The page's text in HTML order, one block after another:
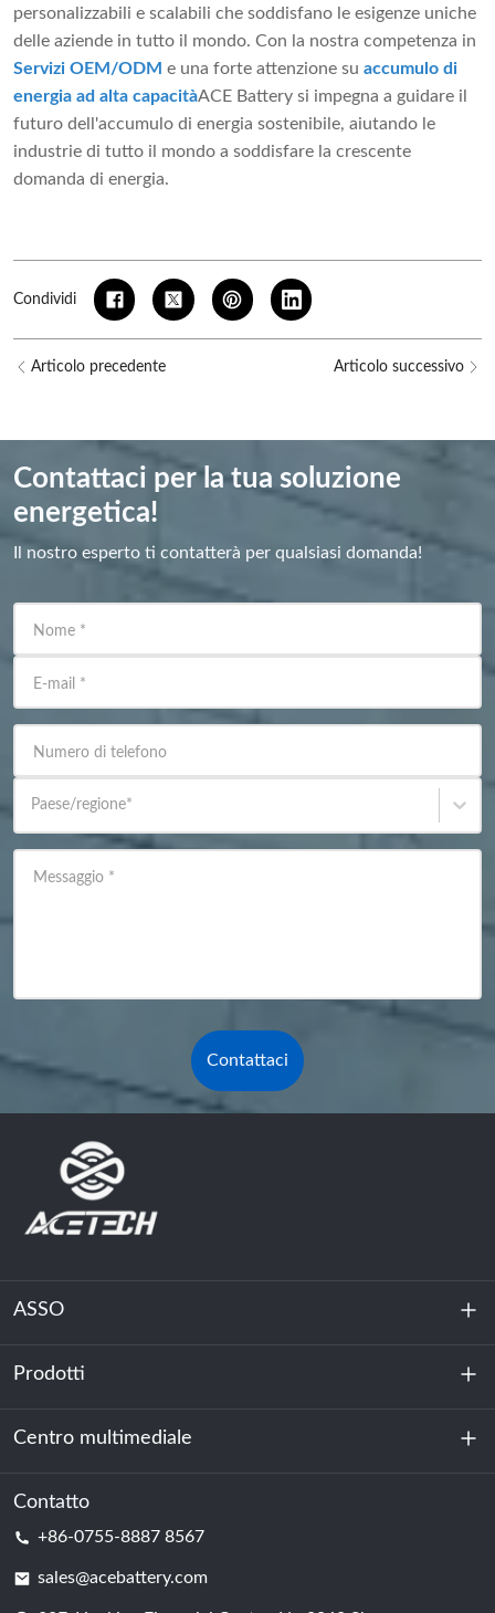
personalizzabili e scalabili che soddisfano le esigenze uniche
delle aziende in tutto il mondo. Con la nostra competenza in
Servizi OEM/ODM e una forte attenzione su accumulo di
energia ad alta capacitàACE Battery si impegna a guidare il
futuro dell'accumulo di energia sostenibile, aiutando le
industrie di tutto il mondo a soddisfare la crescente
domanda di energia.
Condividi
Articolo precedente Articolo successivo
Contattaci per la tua soluzione
energetica!
Il nostro esperto ti contatterà per qualsiasi domanda!
Nome *
E-mail *
Numero di telefono
Paese/regione*
Messaggio *
Contattaci
ASSO
Chi siamo
Sostenibilità
Prodotti
Accumulo di energia
Centro dati e sala server
Centro multimediale
Notizia
Contatto
+86-0755-8887 8567
sales@acebattery.com